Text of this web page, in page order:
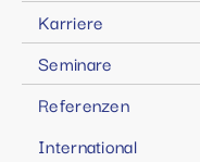
Karriere
Seminare
Referenzen
International